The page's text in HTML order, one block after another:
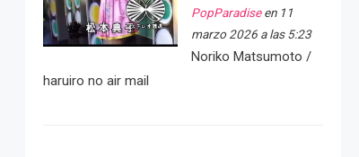
PopParadiseen 11
marzo 2026 a las 5:23
Noriko Matsumoto /
haruiro no air mail